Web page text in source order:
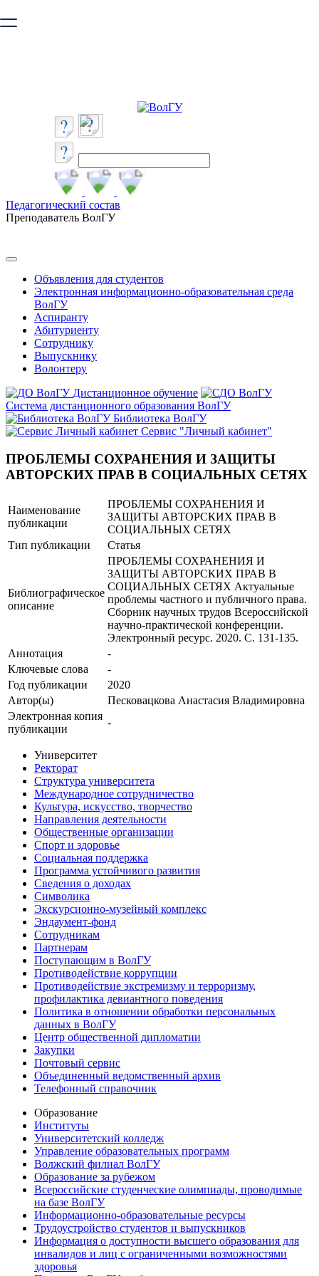
безопасную работу с сайтом. Пожалуйста
Педагогический состав
Преподаватель ВолГУ
Объявления для студентов
Электронная информационно-образовательная среда
ВолГУ
Аспиранту
Абитуриенту
Сотруднику
Выпускнику
Волонтеру
Дистанционное обучение
Система дистанционного образования ВолГУ
Библиотека ВолГУ
Сервис "Личный кабинет"
ПРОБЛЕМЫ СОХРАНЕНИЯ И ЗАЩИТЫ
АВТОРСКИХ ПРАВ В СОЦИАЛЬНЫХ СЕТЯХ
Наименование
публикации
ПРОБЛЕМЫ СОХРАНЕНИЯ И
ЗАЩИТЫ АВТОРСКИХ ПРАВ В
СОЦИАЛЬНЫХ СЕТЯХ
Тип публикации
Статья
Библиографическое
описание
ПРОБЛЕМЫ СОХРАНЕНИЯ И
ЗАЩИТЫ АВТОРСКИХ ПРАВ В
СОЦИАЛЬНЫХ СЕТЯХ Актуальные
проблемы частного и публичного права.
Сборник научных трудов Всероссийской
научно-практической конференции.
Электронный ресурс. 2020. С. 131-135.
Аннотация
-
Ключевые cлова
-
Год публикации
2020
Автор(ы)
Песковацкова Анастасия Владимировна
Электронная копия
публикации
-
Университет
Ректорат
Структура университета
Международное сотрудничество
Культура, искусство, творчество
Направления деятельности
Общественные организации
Спорт и здоровье
Социальная поддержка
Программа устойчивого развития
Сведения о доходах
Символика
Экскурсионно-музейный комплекс
Эндаумент-фонд
Сотрудникам
Партнерам
Поступающим в ВолГУ
Противодействие коррупции
Противодействие экстремизму и терроризму,
профилактика девиантного поведения
Политика в отношении обработки персональных
данных в ВолГУ
Центр общественной дипломатии
Закупки
Почтовый сервис
Объединенный ведомственный архив
Телефонный справочник
Образование
Институты
Университетский колледж
Управление образовательных программ
Волжский филиал ВолГУ
Образование за рубежом
Всероссийские студенческие олимпиады, проводимые
на базе ВолГУ
Информационно-образовательные ресурсы
Трудоустройство студентов и выпускников
Информация о доступности высшего образования для
инвалидов и лиц с ограниченными возможностями
здоровья